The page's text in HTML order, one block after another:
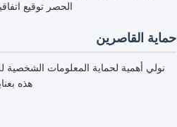
الحصر توقيع
حماية القاصرين
نولي أهمية لحماية المعلومات
هذه